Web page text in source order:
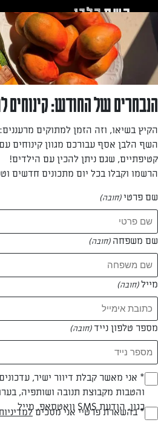
לאזור
תוכן
תחתון
חזרה לעמוד הבית
טל סיוון
—
המתכונים של
1 מתכונים
סמיפרדו נקטרינות
הנבחרים של החודש: קינוחים
הקיץ בשיאו, וזה הזמן למתוקים מרעננים:
השף הלבן אסף עבורכם מגוון קינוחים
קטיפתיים, שגם ניתן להכין עם הילדים!
הרשמו וקבלו בכל יום מתכונים חדשים
שם פרטי(חובה)
שם משפחה (חובה)
מייל(חובה)
מספר טלפון נייד(חובה)
Opt_In
(חובה)
* אני מאשר קבלת דיוור ישיר,
והטבות מקבוצת תנובה ושותפיה,
כגון, הודעת SMS וואטסאפ, מייל
RegulationsApproved
* בהשארת פרטיי אני מסכים